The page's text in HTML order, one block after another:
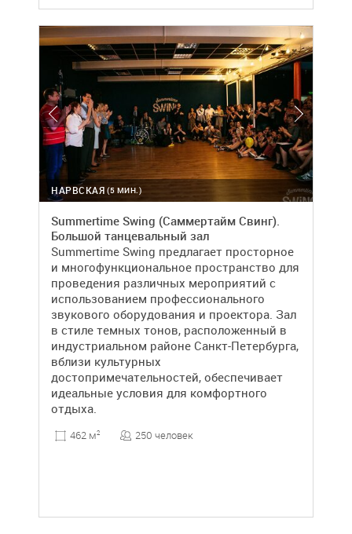
(5 МИН.)
НАРВСКАЯ
Summertime Swing (Саммертайм Свинг).
Большой танцевальный зал
Summertime Swing предлагает просторное
и многофункциональное пространство для
проведения различных мероприятий с
использованием профессионального
звукового оборудования и проектора. Зал
в стиле темных тонов, расположенный в
индустриальном районе Санкт-Петербурга,
вблизи культурных
достопримечательностей, обеспечивает
идеальные условия для комфортного
отдыха.
462 м2 250 человек